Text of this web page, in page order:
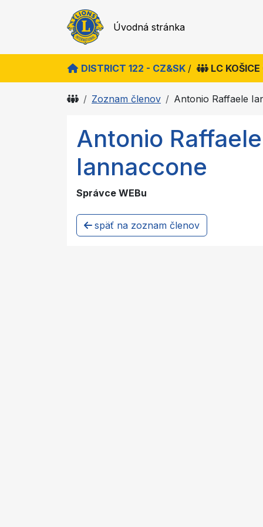
Úvodná stránka
DISTRICT 122 - CZ&SK / LC
Zoznam členov Antonio Raffaele
Antonio Raffaele
Iannaccone
Správce WEBu
späť na zoznam členov